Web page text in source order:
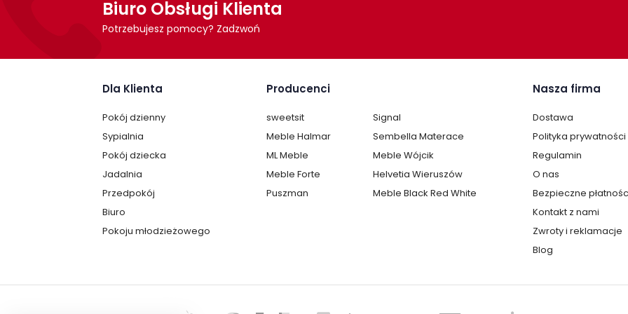
Biuro Obsługi Klienta
Potrzebujesz pomocy? Zadzwoń
Dla Klienta
Pokój dzienny
Sypialnia
Pokój dziecka
Jadalnia
Przedpokój
Biuro
Pokoju młodzieżowego
Producenci
sweetsit
Signal
Meble Halmar
Sembella Materace
ML Meble
Meble Wójcik
Meble Forte
Helvetia Wieruszów
Puszman
Meble Black Red White
Nasza firma
Dostawa
Polityka prywatności
Regulamin
O nas
Bezpieczne
Kontakt z nami
Zwroty i reklamacje
Blog